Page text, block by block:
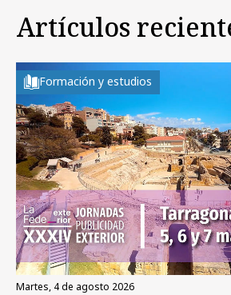
Artículos
Formación y estudios
martes, 4 de agosto 2026